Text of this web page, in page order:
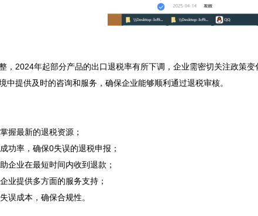
，2024年起部分产品的出口退税率有所下调，企业需密切关注政策
中提供及时的咨询和服务，确保企业能够顺利通过退税审核。
握最新的退税资源；
功率，确保0失误的退税申报；
企业在最短时间内收到退款；
业提供多方面的服务支持；
误成本，确保合规性。